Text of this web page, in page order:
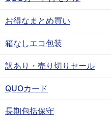
お得なまとめ買い
箱なしエコ包装
訳あり・売り切りセール
QUOカード
長期包括保守